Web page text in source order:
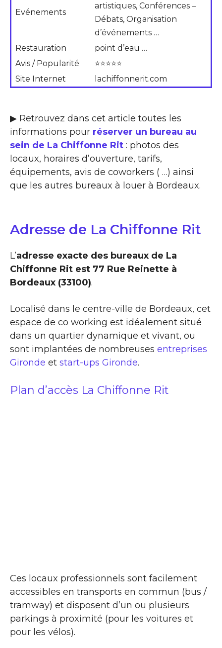
Evénements
artistiques, Conférences –
Débats, Organisation
d’événements …
Restauration
point d’eau …
Avis / Popularité
⭐⭐⭐⭐⭐
Site Internet
lachiffonnerit.com
▶ Retrouvez dans cet article toutes les
informations pour réserver un bureau au
sein de La Chiffonne Rit : photos des
locaux, horaires d’ouverture, tarifs,
équipements, avis de coworkers ( …) ainsi
que les autres bureaux à louer à Bordeaux.
Adresse de La Chiffonne Rit
L’adresse exacte des bureaux de La
Chiffonne Rit est 77 Rue Reinette à
Bordeaux (33100).
Localisé dans le centre-ville de Bordeaux, cet
espace de co working est idéalement situé
dans un quartier dynamique et vivant, ou
sont implantées de nombreuses entreprises
Gironde et start-ups Gironde.
Plan d’accès La Chiffonne Rit
Ces locaux professionnels sont facilement
accessibles en transports en commun (bus /
tramway) et disposent d’un ou plusieurs
parkings à proximité (pour les voitures et
pour les vélos).